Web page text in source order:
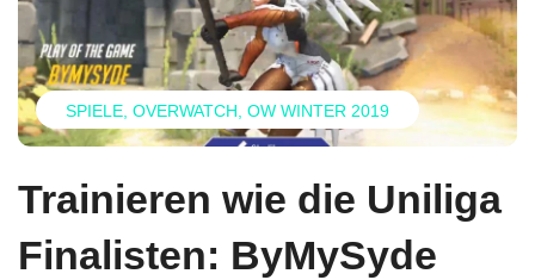
SPIELE OVERWATCH OW WINTER 2019
Trainieren wie die Uniliga
Finalisten: ByMySyde